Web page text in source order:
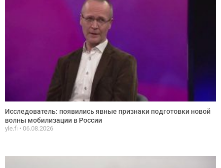
Исследователь: появились явные признаки подготовки новой
волны мобилизации в России
yle.fi 06.08.2026